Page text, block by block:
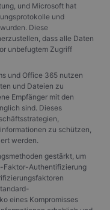
und Microsoft hat
und
Diese
dass alle Daten
unbefugtem Zugriff
und Office 365 nutzen
und Dateien zu
Empfänger mit den
sind. Dieses
zu schützen,
werden.
gestärkt, um
Faktor-Authentifizierung
eines Kompromisses